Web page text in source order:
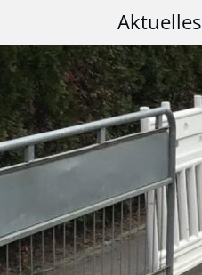
Aktuelles